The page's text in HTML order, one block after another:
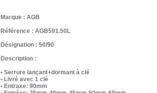
Marque : AGB
Référence : AGB591.50L
Désignation : 50/90
Description :
• Serrure lançant+dormant à clé
• Livré avec 1 clé
• Entraxe: 90mm